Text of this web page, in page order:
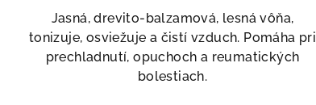
Jasná, drevito-balzamová, lesná vôňa,
tonizuje, osviežuje a čistí vzduch. Pomáha pri
prechladnutí, opuchoch a reumatických
bolestiach.